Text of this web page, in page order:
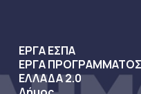
ΕΡΓΑ ΕΣΠΑ
ΕΡΓΑ ΠΡΟΓΡΑΜΜΑΤΟΣ
ΕΛΛΑΔΑ 2.0